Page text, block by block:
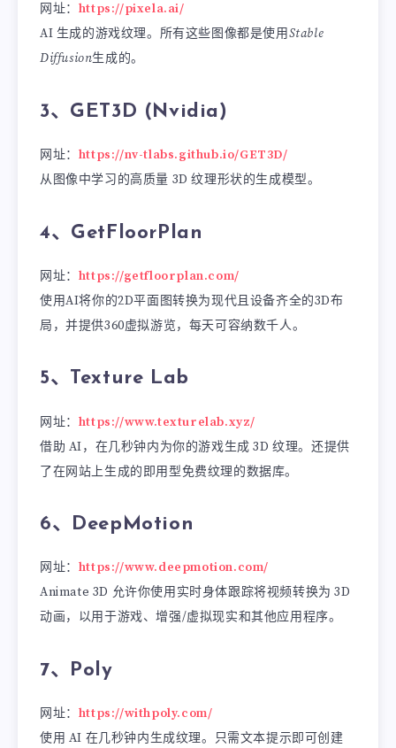
网址： https://pixela.ai/
AI 生成的游戏纹理。所有这些图像都是使用Stable
Diffusion生成的。
3、GET3D (Nvidia)
网址： https://nv-tlabs.github.io/GET3D/
从图像中学习的高质量 3D 纹理形状的生成模型。
4、GetFloorPlan
网址： https://getfloorplan.com/
使用AI将你的2D平面图转换为现代且设备齐全的3D布
局，并提供360虚拟游览，每天可容纳数千人。
5、Texture Lab
网址： https://www.texturelab.xyz/
借助 AI，在几秒钟内为你的游戏生成 3D 纹理。还提供
了在网站上生成的即用型免费纹理的数据库。
6、DeepMotion
网址： https://www.deepmotion.com/
Animate 3D 允许你使用实时身体跟踪将视频转换为 3D
动画，以用于游戏、增强/虚拟现实和其他应用程序。
7、Poly
网址： https://withpoly.com/
使用 AI 在几秒钟内生成纹理。只需文本提示即可创建